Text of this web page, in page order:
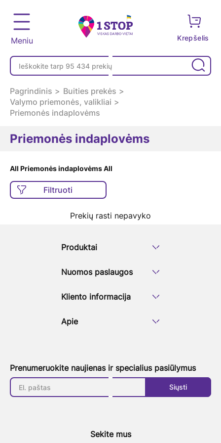
Meniu Krepšelis
Pagrindinis
Buities prekės
Valymo priemonės, valikliai
Priemonės indaplovėms
Priemonės indaplovėms
All Priemonės indaplovėms All
Filtruoti
Prekių rasti nepavyko
Produktai
Nuomos paslaugos
Kliento informacija
Apie
Prenumeruokite naujienas ir specialius pasiūlymus
Siųsti
Sekite mus